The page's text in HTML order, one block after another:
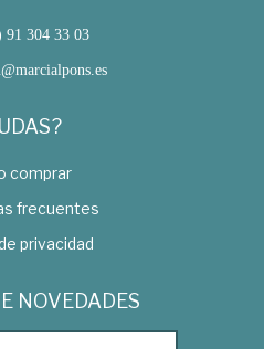
91 304 33 03
comprar
frecuentes
privacidad
NOVEDADES